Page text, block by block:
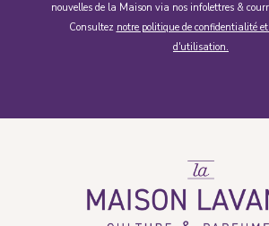
nouvelles de la Maison via nos infolettres &
Consultez notre politique de confidentialité
d'utilisation.